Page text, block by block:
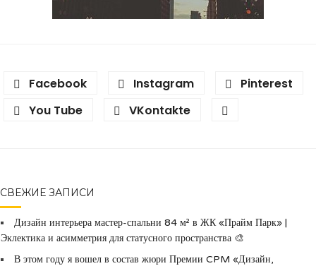
Facebook Instagram
Pinterest
You Tube
VKontakte
СВЕЖИЕ ЗАПИСИ
Дизайн интерьера мастер-спальни 84 м² в ЖК «Прайм Парк» |
Эклектика и асимметрия для статусного пространства 🎨
В этом году я вошел в состав жюри Премии CPM «Дизайн,